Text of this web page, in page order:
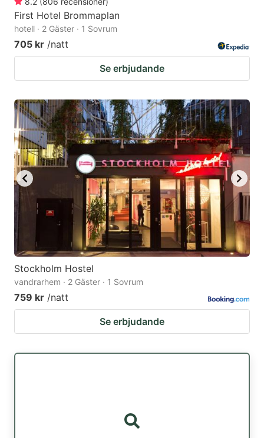
First Hotel Brommaplan
hotell · 2 Gäster · 1 Sovrum
705 kr /natt
Se erbjudande
Stockholm Hostel
vandrarhem · 2 Gäster · 1 Sovrum
759 kr /natt
Se erbjudande